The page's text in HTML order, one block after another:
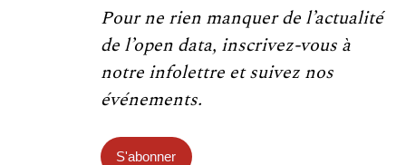
Pour ne rien manquer de l’actualité
de l’open data, inscrivez-vous à
notre infolettre et suivez nos
événements.
S'abonner